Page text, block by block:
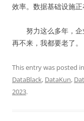
效率。数据基础设施正
努力这么多年，企
再不来，我都要老了。
This entry was posted in
DataBlack, DataKun,
2023.